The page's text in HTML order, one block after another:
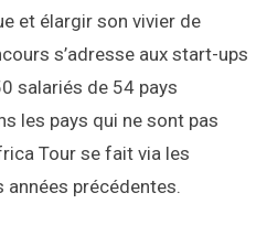
et élargir son vivier de
s’adresse aux start-ups
salariés de 54 pays
les pays qui ne sont pas
Tour se fait via les
précédentes.